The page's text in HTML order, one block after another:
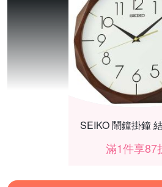
SEIKO 鬧鐘掛鐘
滿1件享87